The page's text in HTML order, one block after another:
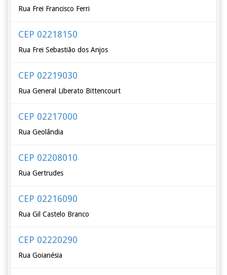
Rua Frei Francisco Ferri
CEP 02218150
Rua Frei Sebastião dos Anjos
CEP 02219030
Rua General Liberato Bittencourt
CEP 02217000
Rua Geolândia
CEP 02208010
Rua Gertrudes
CEP 02216090
Rua Gil Castelo Branco
CEP 02220290
Rua Goianésia